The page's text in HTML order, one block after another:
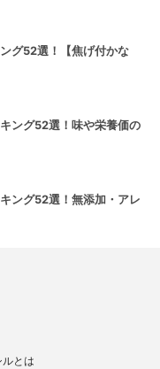
グ52選！【焦げ付かな
ング52選！味や栄養価の
ング52選！無添加・アレ
ルとは